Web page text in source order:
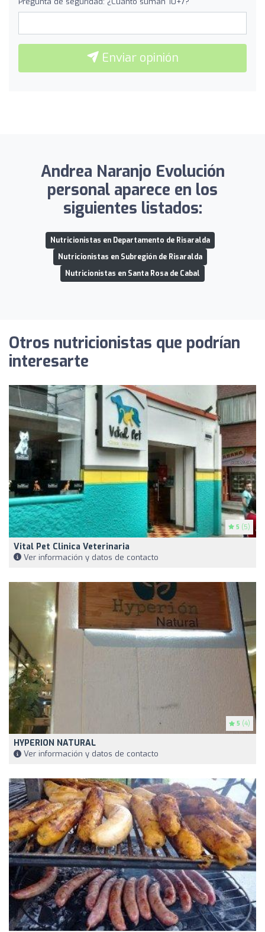
Enviar opinión
Andrea Naranjo Evolución
personal aparece en los
siguientes listados:
Nutricionistas en Departamento de Risaralda
Nutricionistas en Subregión de Risaralda
Nutricionistas en Santa Rosa de Cabal
Otros nutricionistas que podrían
interesarte
5 (5)
Vital Pet Clinica Veterinaria
Ver información y datos de contacto
5 (4)
HYPERION NATURAL
Ver información y datos de contacto